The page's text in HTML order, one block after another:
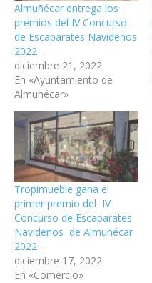
Almuñécar entrega los
premios del IV Concurso
de Escaparates Navideños
2022
diciembre 21, 2022
En «Ayuntamiento de
Almuñécar»
Tropimueble gana el
primer premio del IV
Concurso de Escaparates
Navideños de Almuñécar
2022
diciembre 17, 2022
En «Comercio»